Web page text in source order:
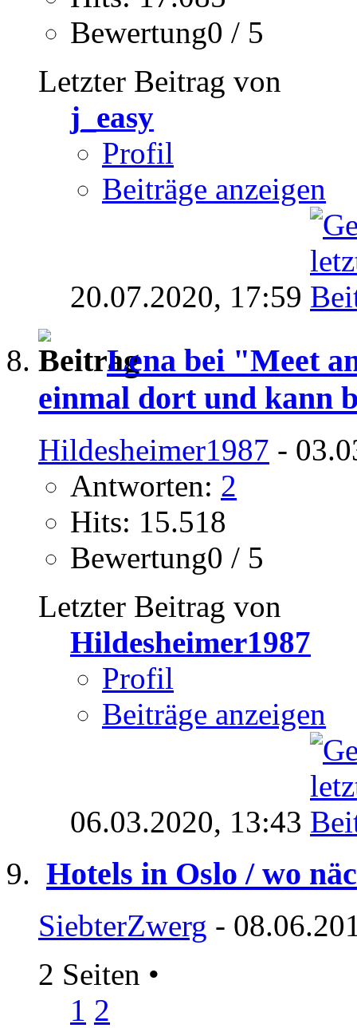
Bewertung0 / 5
Letzter Beitrag von
j_easy
Profil
Beiträge anzeigen
20.07.2020, 17:59
Lena bei "Meet
einmal dort und kann
Hildesheimer1987 -
Antworten: 2
Hits: 15.518
Bewertung0 / 5
Letzter Beitrag von
Hildesheimer1987
Profil
Beiträge anzeigen
06.03.2020, 13:43
Hotels in Oslo / wo
SiebterZwerg -
2 Seiten •
1 2